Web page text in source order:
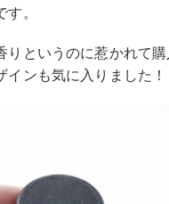
。
りというのに惹かれて
ンも気に入りました！